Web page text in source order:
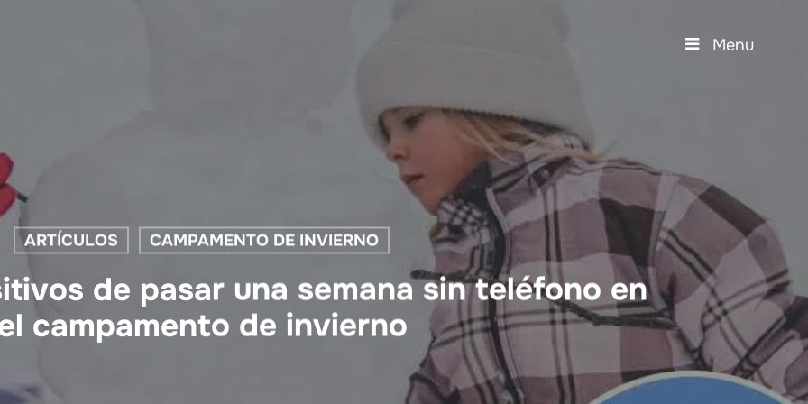
Menu
ARTÍCULOS CAMPAMENTO DE INVIERNO
de pasar una semana sin teléfono en
campamento de invierno